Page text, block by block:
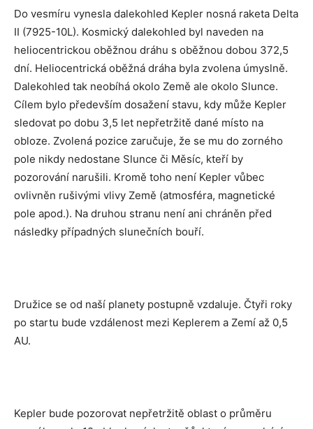
Do vesmíru vynesla dalekohled Kepler nosná raketa Delta
II (7925-10L). Kosmický dalekohled byl naveden na
heliocentrickou oběžnou dráhu s oběžnou dobou 372,5
dní. Heliocentrická oběžná dráha byla zvolena úmyslně.
Dalekohled tak neobíhá okolo Země ale okolo Slunce.
Cílem bylo především dosažení stavu, kdy může Kepler
sledovat po dobu 3,5 let nepřetržitě dané místo na
obloze. Zvolená pozice zaručuje, že se mu do zorného
pole nikdy nedostane Slunce či Měsíc, kteří by
pozorování narušili. Kromě toho není Kepler vůbec
ovlivněn rušivými vlivy Země (atmosféra, magnetické
pole apod.). Na druhou stranu není ani chráněn před
následky případných slunečních bouří.
Družice se od naší planety postupně vzdaluje. Čtyři roky
po startu bude vzdálenost mezi Keplerem a Zemí až 0,5
AU.
Kepler bude pozorovat nepřetržitě oblast o průměru